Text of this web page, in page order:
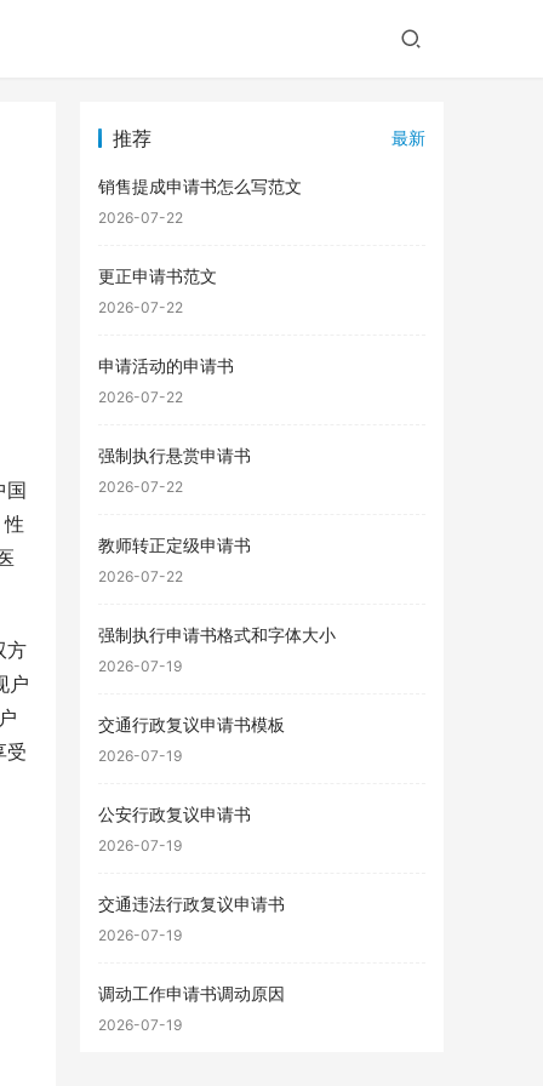
国
方
户
受
推荐 最新
销售提成申请书怎么写范文
2026-07-22
更正申请书范文
2026-07-22
申请活动的申请书
2026-07-22
强制执行悬赏申请书
2026-07-22
教师转正定级申请书
2026-07-22
强制执行申请书格式和字体大小
2026-07-19
交通行政复议申请书模板
2026-07-19
公安行政复议申请书
2026-07-19
交通违法行政复议申请书
2026-07-19
调动工作申请书调动原因
2026-07-19